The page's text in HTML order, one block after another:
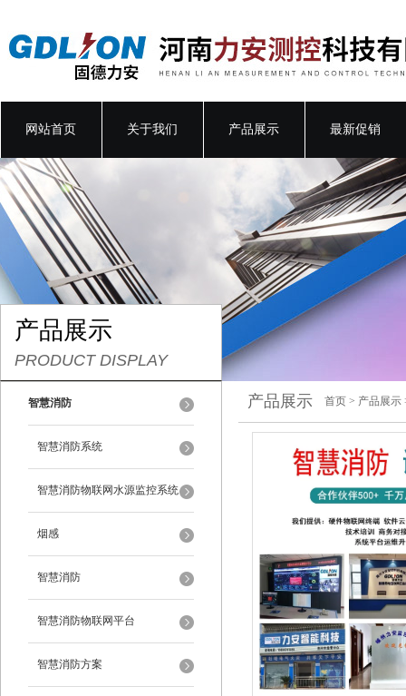
网站首页 关于我们 产品展示 最新促销
产品展示
PRODUCT DISPLAY
智慧消防
智慧消防系统
智慧消防物联网水源监控系统
烟感
智慧消防
智慧消防物联网平台
智慧消防方案
产品展示 首页 > 产品展示